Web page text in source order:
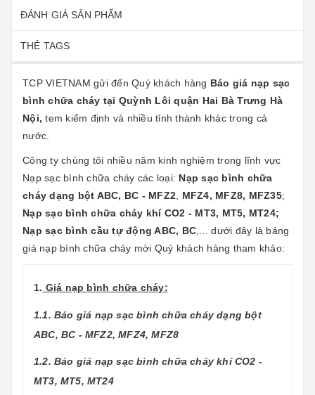
ĐÁNH GIÁ SẢN PHẨM
THẺ TAGS
TCP VIETNAM gửi đến Quý khách hàng Báo giá nạp sạc
bình chữa cháy tại Quỳnh Lôi quận Hai Bà Trưng Hà
Nội, tem kiểm định và nhiều tỉnh thành khác trong cả
nước.
Công ty chúng tôi nhiều năm kinh nghiệm trong lĩnh vực
Nạp sạc bình chữa cháy các loại: Nạp sạc bình chữa
cháy dạng bột ABC, BC - MFZ2
MFZ4, MFZ8, MFZ35;
Nạp sạc bình chữa cháy khí CO2 - MT3, MT5, MT24;
Nạp sạc bình cầu tự động ABC, BC ,... dưới đây là bảng
giá nạp bình chữa cháy mời Quý khách hàng tham khảo:
1. Giá nạp bình chữa cháy:
1.1. Báo giá nạp sạc bình chữa cháy dạng bột
ABC, BC - MFZ2, MFZ4, MFZ8
1.2. Báo giá nạp sạc bình chữa cháy khí CO2 -
MT3, MT5, MT24